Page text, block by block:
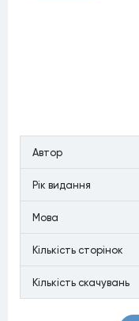
Автор
Рiк видання
Мова
Кiлькiсть сторiнок
Кiлькiсть скачувань